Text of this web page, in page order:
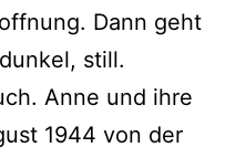
Dann geht
still.
Anne und ihre
1944 von der